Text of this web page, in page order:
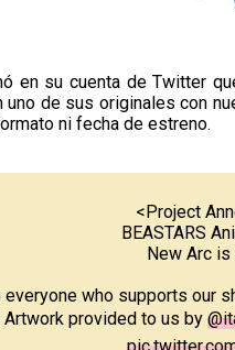
en su cuenta de Twitter
uno de sus originales con
ni fecha de estreno.
<Project
BEASTARS
New Arc
everyone who supports our
Artwork provided to us by